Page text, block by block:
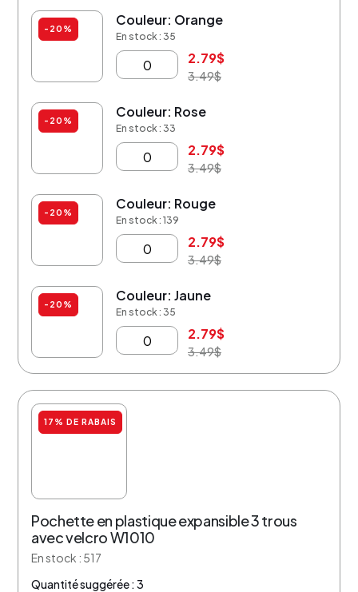
-20%
Couleur: Orange
En stock : 35
2.79$
3.49$
-20%
Couleur: Rose
En stock : 33
2.79$
3.49$
-20%
Couleur: Rouge
En stock : 139
2.79$
3.49$
-20%
Couleur: Jaune
En stock : 35
2.79$
3.49$
17% DE RABAIS
Pochette en plastique expansible 3 trous
avec velcro W1010
En stock : 517
Quantité suggérée : 3